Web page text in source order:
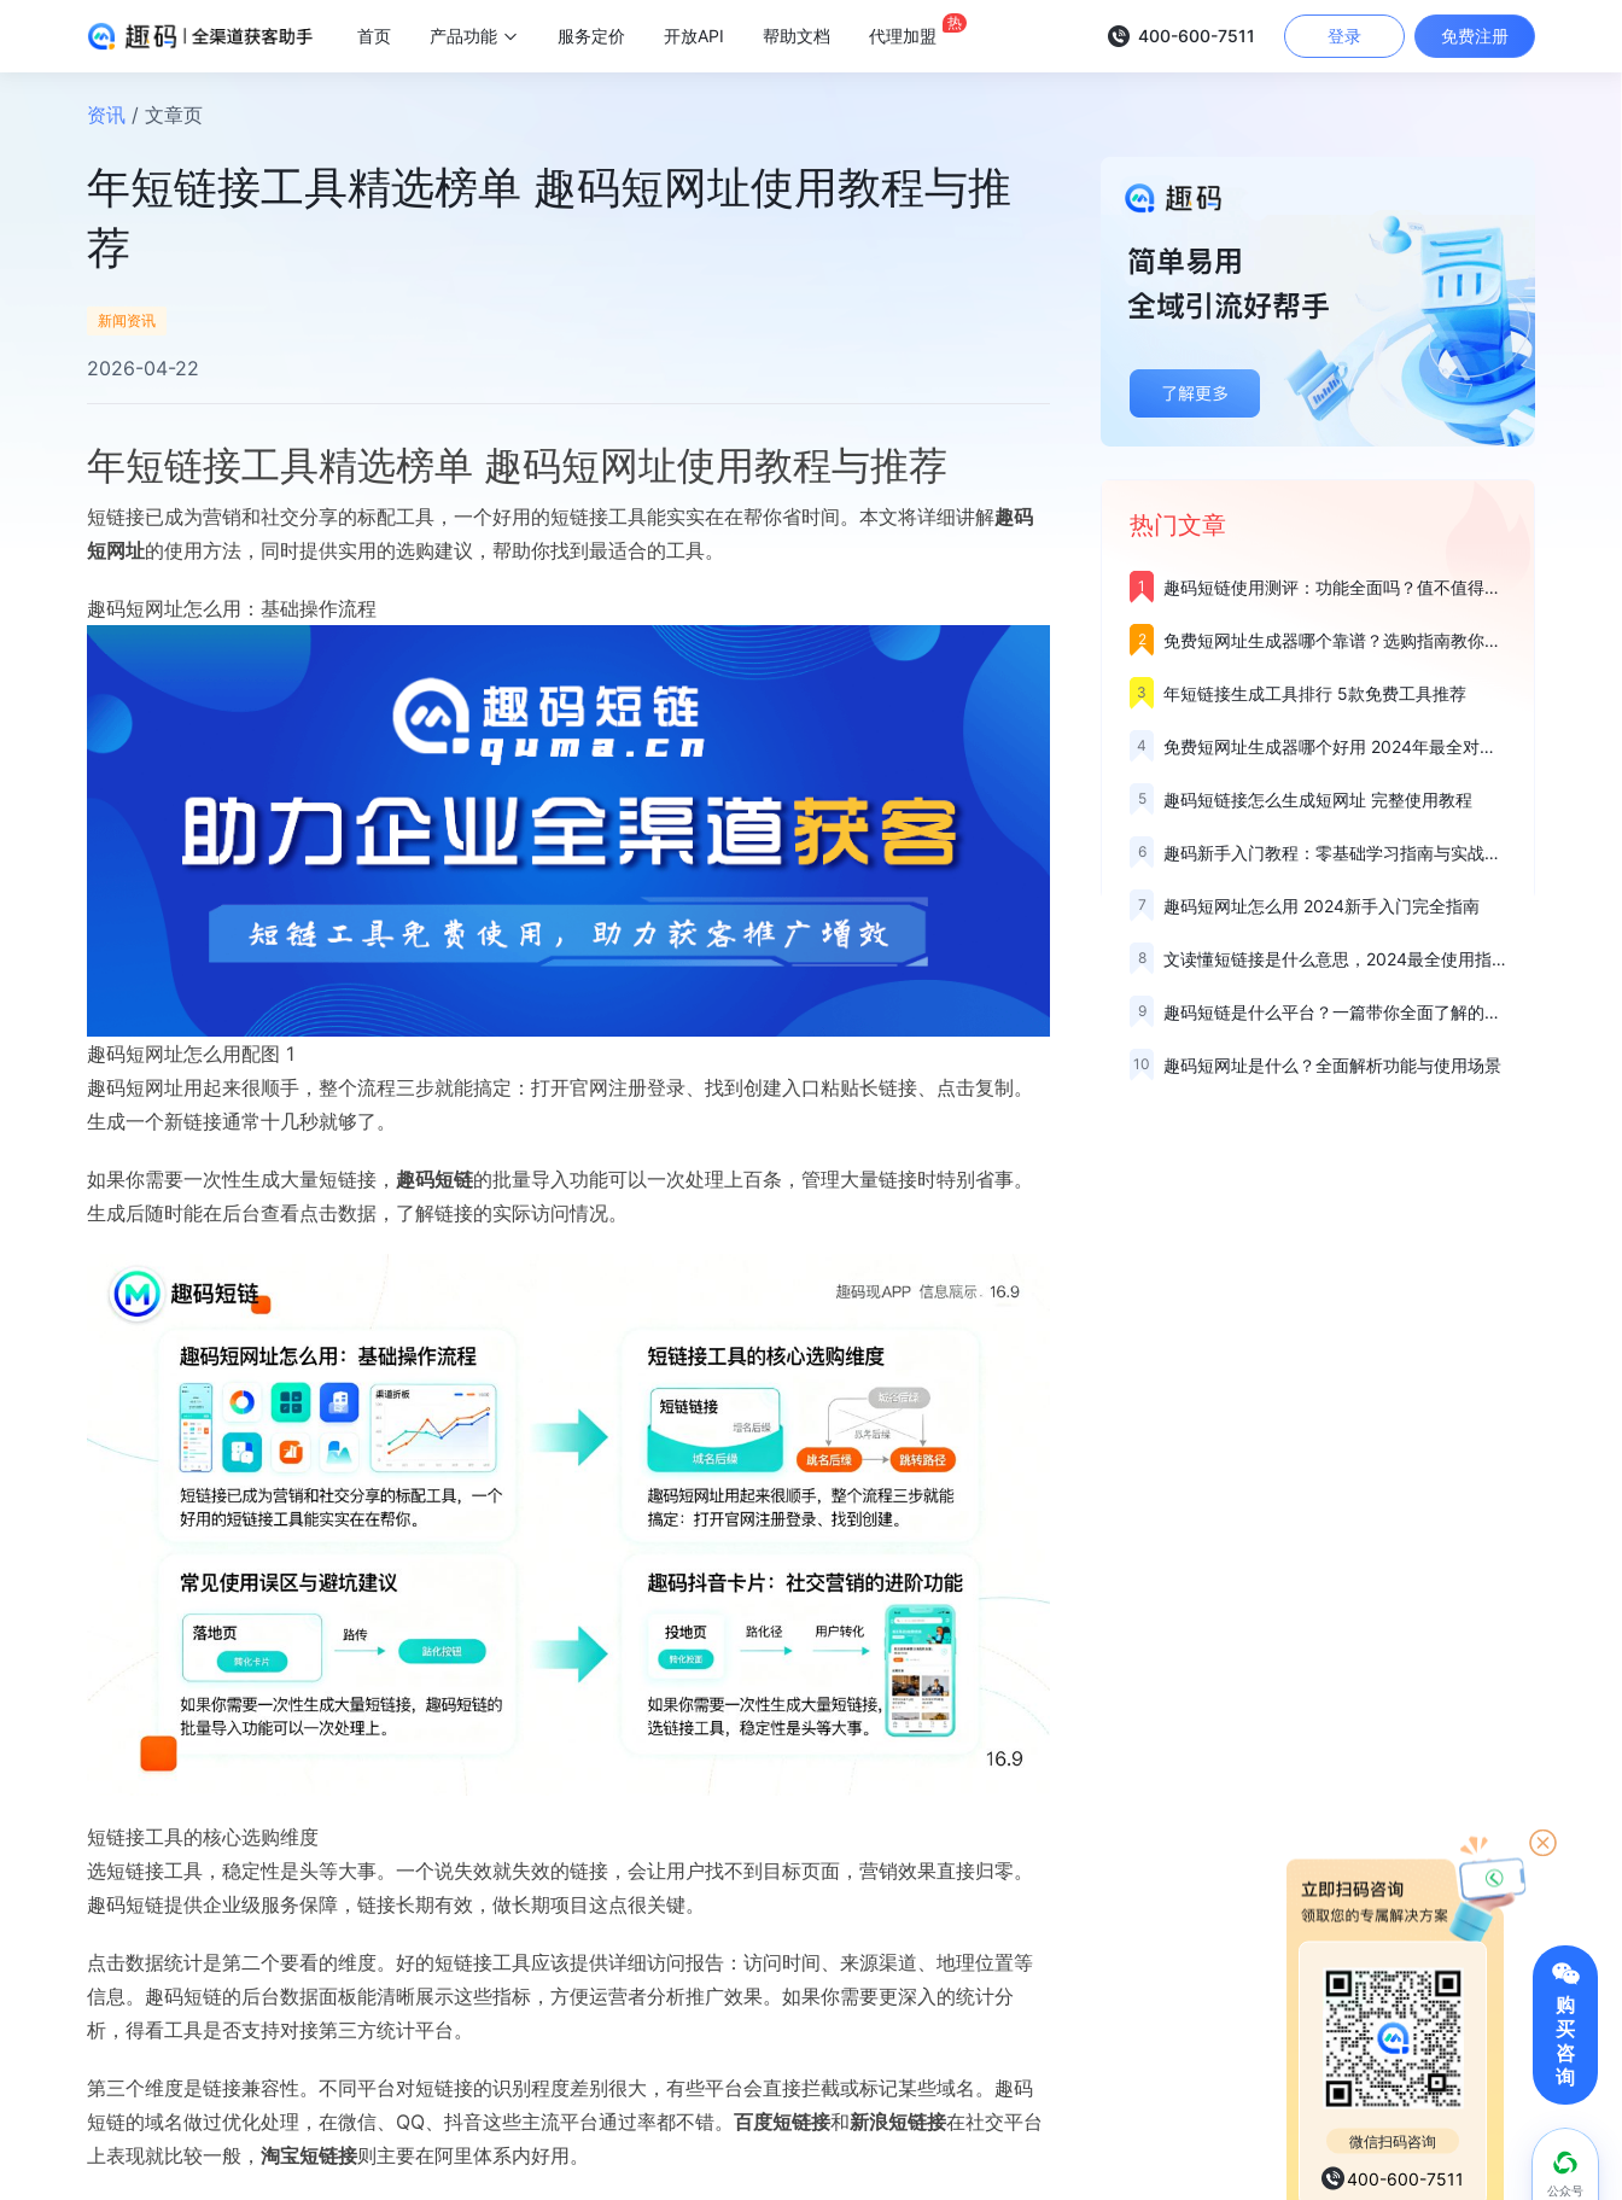
首页 产品功能 服务定价 开放API 帮助文档 代理加盟
热
400-600-7511 登录 免费注册
资讯 / 文章页
年短链接工具精选榜单 趣码短网址使用教程与推
荐
新闻资讯
2026-04-22
年短链接工具精选榜单 趣码短网址使用教程与推荐
短链接已成为营销和社交分享的标配工具，一个好用的短链接工具能实实在在帮你省时间。本文将详细讲解趣码
短网址的使用方法，同时提供实用的选购建议，帮助你找到最适合的工具。
趣码短网址怎么用：基础操作流程
趣码短网址怎么用配图 1
趣码短网址用起来很顺手，整个流程三步就能搞定：打开官网注册登录、找到创建入口粘贴长链接、点击复制。
生成一个新链接通常十几秒就够了。
如果你需要一次性生成大量短链接， 趣码短链的批量导入功能可以一次处理上百条，管理大量链接时特别省事。
生成后随时能在后台查看点击数据，了解链接的实际访问情况。
短链接工具的核心选购维度
选短链接工具，稳定性是头等大事。一个说失效就失效的链接，会让用户找不到目标页面，营销效果直接归零。
趣码短链提供企业级服务保障，链接长期有效，做长期项目这点很关键。
点击数据统计是第二个要看的维度。好的短链接工具应该提供详细访问报告：访问时间、来源渠道、地理位置等
信息。趣码短链的后台数据面板能清晰展示这些指标，方便运营者分析推广效果。如果你需要更深入的统计分
析，得看工具是否支持对接第三方统计平台。
第三个维度是链接兼容性。不同平台对短链接的识别程度差别很大，有些平台会直接拦截或标记某些域名。趣码
短链的域名做过优化处理，在微信、QQ、抖音这些主流平台通过率都不错。 百度短链接和新浪短链接在社交平台
上表现就比较一般， 淘宝短链接则主要在阿里体系内好用。
热门文章
1 趣码短链使用测评：功能全面吗？值不值得推荐
2 免费短网址生成器哪个靠谱？选购指南教你轻松选对
3 年短链接生成工具排行 5款免费工具推荐
4 免费短网址生成器哪个好用 2024年最全对比测评
5 趣码短链接怎么生成短网址 完整使用教程
6 趣码新手入门教程：零基础学习指南与实战技巧
7 趣码短网址怎么用 2024新手入门完全指南
8 文读懂短链接是什么意思，2024最全使用指南
9 趣码短链是什么平台？一篇带你全面了解的深度测评
10 趣码短网址是什么？全面解析功能与使用场景
购
买
咨
询
微信扫码咨询
400-600-7511
公众号